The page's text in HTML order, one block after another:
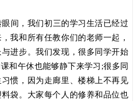
间，我们初三的学习生活已经过
我和所有任教你们的老师一起，
进步。我们发现，很多同学开始
和午休也能够静下来学习;很多同
惯，因为走廊里、楼梯上不再见
袋。大家每个人的修养和品位也